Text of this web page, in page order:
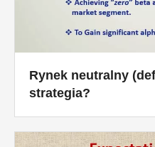
Rynek neutralny
strategia?